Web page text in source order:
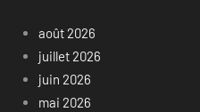
août 2026
juillet 2026
juin 2026
mai 2026